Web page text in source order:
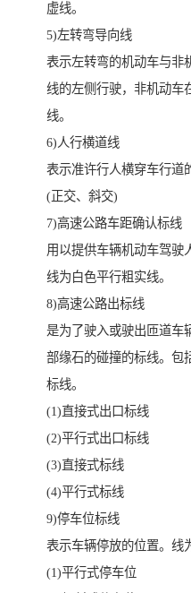
虚线。
5)左转弯导向线
表示左转弯的机动车与非
线的左侧行驶，非机动车
线。
6)人行横道线
表示准许行人横穿车行道
(正交、斜交)
7)高速公路车距确认标线
用以提供车辆机动车驾驶
线为白色平行粗实线。
8)高速公路出标线
是为了驶入或驶出匝道车
部缘石的碰撞的标线。包
标线。
(1)直接式出口标线
(2)平行式出口标线
(3)直接式标线
(4)平行式标线
9)停车位标线
表示车辆停放的位置。线
(1)平行式停车位